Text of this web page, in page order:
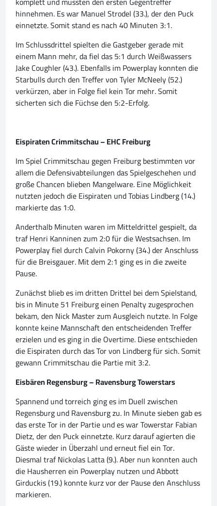
hinnehmen. Es war Manuel Strodel (33.), der den Puck
einnetzte. Somit stand es nach 40 Minuten 3:1.
Im Schlussdrittel spielten die Gastgeber gerade mit
einem Mann mehr, da fiel das 5:1 durch Weißwassers
Jake Coughler (43.). Ebenfalls im Powerplay konnten die
Starbulls durch den Treffer von Tyler McNeely (52.)
verkürzen, aber in Folge fiel kein Tor mehr. Somit
sicherten sich die Füchse den 5:2-Erfolg.
Eispiraten Crimmitschau – EHC Freiburg
Im Spiel Crimmitschau gegen Freiburg bestimmten vor
allem die Defensivabteilungen das Spielgeschehen und
große Chancen blieben Mangelware. Eine Möglichkeit
nutzten jedoch die Eispiraten und Tobias Lindberg (14.)
markierte das 1:0.
Anderthalb Minuten waren im Mitteldrittel gespielt, da
traf Henri Kanninen zum 2:0 für die Westsachsen. Im
Powerplay fiel durch Calvin Pokorny (34.) der Anschluss
für die Breisgauer. Mit dem 2:1 ging es in die zweite
Pause.
Zunächst blieb es im dritten Drittel bei dem Spielstand,
bis in Minute 51 Freiburg einen Penalty zugesprochen
bekam, den Nick Master zum Ausgleich nutzte. In Folge
konnte keine Mannschaft den entscheidenden Treffer
erzielen und es ging in die Overtime. Diese entschieden
die Eispiraten durch das Tor von Lindberg für sich. Somit
gewann Crimmitschau die Partie mit 3:2.
Eisbären Regensburg – Ravensburg Towerstars
Spannend und torreich ging es im Duell zwischen
Regensburg und Ravensburg zu. In Minute sieben gab es
das erste Tor in der Partie und es war Towerstar Fabian
Dietz, der den Puck einnetzte. Kurz darauf agierten die
Gäste wieder in Überzahl und erneut fiel ein Tor.
Diesmal traf Nickolas Latta (9.). Aber nun konnten auch
die Hausherren ein Powerplay nutzen und Abbott
Girduckis (19.) konnte kurz vor der Pause den Anschluss
markieren.